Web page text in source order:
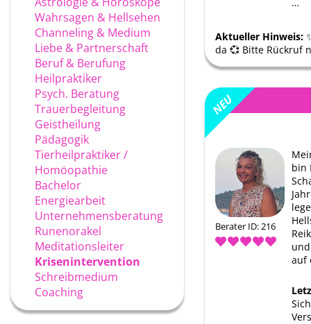
Wahrsagen & Hellsehen
Channeling & Medium
Liebe & Partnerschaft
Beruf & Berufung
Heilpraktiker
Psych. Beratung
Trauerbegleitung
Geistheilung
Pädagogik
Tierheilpraktiker /
Homöopathie
Bachelor
Energiearbeit
Unternehmensberatung
Runenorakel
Meditationsleiter
Krisenintervention
Schreibmedium
Coaching
Aktueller Hinweis:
da 💞 Bitte Rückruf
Berater ID: 216
bin
auf